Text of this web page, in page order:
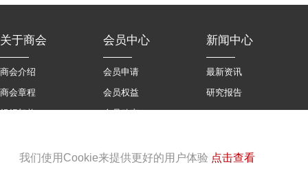
我们使用Cookie来提供更好的用户体验 点击查看
关于商会
商会介绍
商会章程
组织架构
会员中心
会员申请
会员权益
会员动态
新闻中心
最新资讯
研究报告